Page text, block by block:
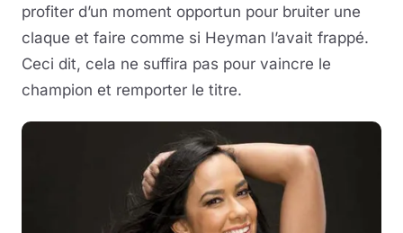
profiter d’un moment opportun pour bruiter une
claque et faire comme si Heyman l’avait frappé.
Ceci dit, cela ne suffira pas pour vaincre le
champion et remporter le titre.